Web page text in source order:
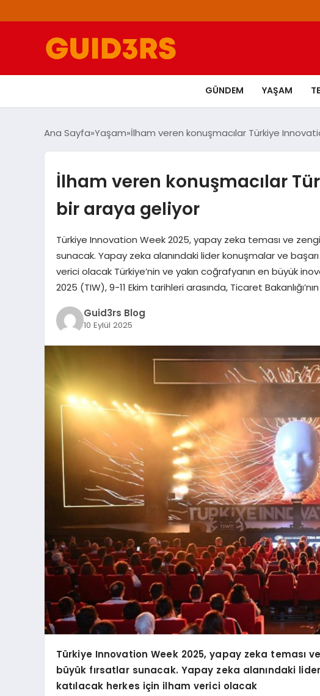
GÜNDEM YAŞAM
Ana Sayfa Yaşam İlham veren konuşmacılar Türkiye
İlham veren konuşmacılar
bir araya geliyor
Türkiye Innovation Week 2025, yapay zeka teması ve
sunacak. Yapay zeka alanındaki lider konuşmalar ve
verici olacak Türkiye’nin ve yakın coğrafyanın en büyük
2025 (TIW), 9-11 Ekim tarihleri arasında, Ticaret
Guid3rs Blog
10 Eylül 2025
Türkiye Innovation Week 2025, yapay zeka teması
büyük fırsatlar sunacak. Yapay zeka alanındaki
katılacak herkes için ilham verici olacak